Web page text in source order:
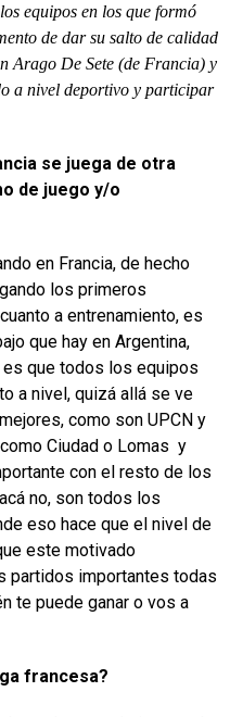
equipos en los que formó
de dar su salto de calidad
Arago De Sete (de Francia) y
a nivel deportivo y participar
se juega de otra
de juego y/o
en Francia, de hecho
los primeros
a entrenamiento, es
que hay en Argentina,
que todos los equipos
a nivel, quizá allá se ve
como son UPCN y
Ciudad o Lomas y
con el resto de los
no, son todos los
eso hace que el nivel de
este motivado
partidos importantes todas
te puede ganar o vos a
francesa?